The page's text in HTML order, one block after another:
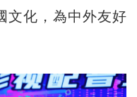
文化，為中外友好